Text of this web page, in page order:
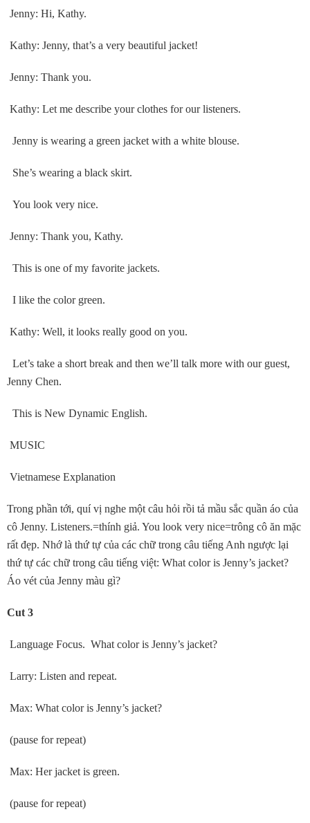
Jenny: Hi, Kathy.
Kathy: Jenny, that’s a very beautiful jacket!
Jenny: Thank you.
Kathy: Let me describe your clothes for our listeners.
Jenny is wearing a green jacket with a white blouse.
She’s wearing a black skirt.
You look very nice.
Jenny: Thank you, Kathy.
This is one of my favorite jackets.
I like the color green.
Kathy: Well, it looks really good on you.
Let’s take a short break and then we’ll talk more with our guest,
Jenny Chen.
This is New Dynamic English.
MUSIC
Vietnamese Explanation
Trong phần tới, quí vị nghe một câu hỏi rồi tả mầu sắc quần áo của
cô Jenny. Listeners.=thính giả. You look very nice=trông cô ăn mặc
rất đẹp. Nhớ là thứ tự của các chữ trong câu tiếng Anh ngược lại
thứ tự các chữ trong câu tiếng việt: What color is Jenny’s jacket?
Áo vét của Jenny màu gì?
Cut 3
Language Focus. What color is Jenny’s jacket?
Larry: Listen and repeat.
Max: What color is Jenny’s jacket?
(pause for repeat)
Max: Her jacket is green.
(pause for repeat)